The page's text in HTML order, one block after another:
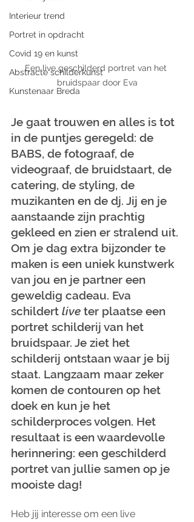
Interieur trend
Portret in opdracht
Covid 19 en kunst
Abstracte schilderkunst
Kunstenaar Breda
Een live geschilderd portret van het
bruidspaar door Eva
Je gaat trouwen en alles is tot
in de puntjes geregeld: de
BABS, de fotograaf, de
videograaf, de bruidstaart, de
catering, de styling, de
muzikanten en de dj. Jij en je
aanstaande zijn prachtig
gekleed en zien er stralend uit.
Om je dag extra bijzonder te
maken is een uniek kunstwerk
van jou en je partner een
geweldig cadeau. Eva
schildert live ter plaatse een
portret schilderij van het
bruidspaar. Je ziet het
schilderij ontstaan waar je bij
staat. Langzaam maar zeker
komen de contouren op het
doek en kun je het
schilderproces volgen. Het
resultaat is een waardevolle
herinnering: een geschilderd
portret van jullie samen op je
mooiste dag!
Heb jij interesse om een live